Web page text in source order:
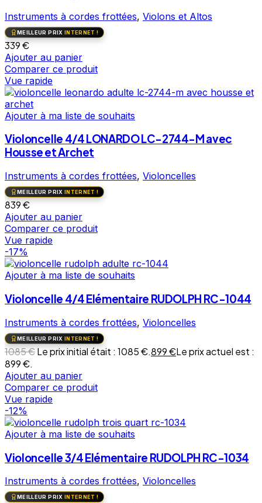
Instruments à cordes frottées, Violons et Altos
MEILLEUR PRIX INTERNET !
339€
Ajouter au panier
Comparer ce produit
Vue rapide
Ajouter à ma liste de souhaits
Violoncelle 4/4 LONARDO LC-2744-M avec
Housse et Archet
Instruments à cordes frottées, Violoncelles
MEILLEUR PRIX INTERNET !
839€
Ajouter au panier
Comparer ce produit
Vue rapide
-17%
Ajouter à ma liste de souhaits
Violoncelle 4/4 Elémentaire RUDOLPH RC-1044
Instruments à cordes frottées, Violoncelles
MEILLEUR PRIX INTERNET !
1085€Le prix initial était : 1085 €.899€Le prix actuel est :
899 €.
Ajouter au panier
Comparer ce produit
Vue rapide
-12%
Ajouter à ma liste de souhaits
Violoncelle 3/4 Elémentaire RUDOLPH RC-1034
Instruments à cordes frottées, Violoncelles
MEILLEUR PRIX INTERNET !